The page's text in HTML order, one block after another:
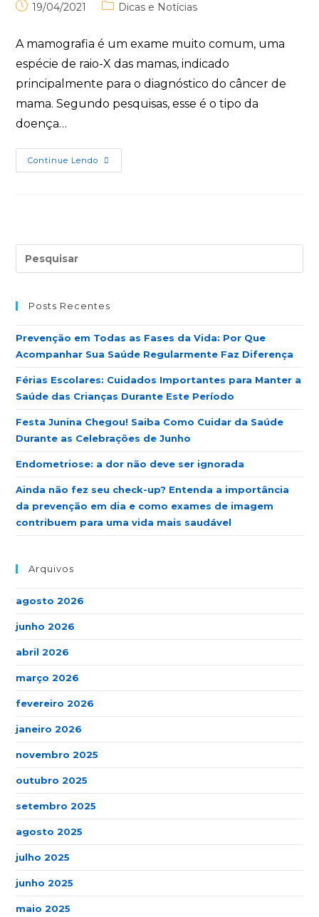
19/04/2021 Dicas e Notícias
A mamografia é um exame muito comum, uma
espécie de raio-X das mamas, indicado
principalmente para o diagnóstico do câncer de
mama. Segundo pesquisas, esse é o tipo da
doença…
Continue Lendo
Posts Recentes
Prevenção em Todas as Fases da Vida: Por Que
Acompanhar Sua Saúde Regularmente Faz Diferença
Férias Escolares: Cuidados Importantes para Manter a
Saúde das Crianças Durante Este Período
Festa Junina Chegou! Saiba Como Cuidar da Saúde
Durante as Celebrações de Junho
Endometriose: a dor não deve ser ignorada
Ainda não fez seu check-up? Entenda a importância
da prevenção em dia e como exames de imagem
contribuem para uma vida mais saudável
Arquivos
agosto 2026
junho 2026
abril 2026
março 2026
fevereiro 2026
janeiro 2026
novembro 2025
outubro 2025
setembro 2025
agosto 2025
julho 2025
junho 2025
maio 2025